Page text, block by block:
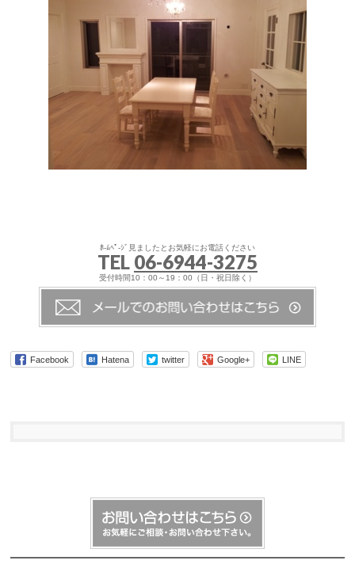
ﾎ-ﾑﾍﾟ-ｼﾞ見ましたとお気軽にお電話ください
TEL 06-6944-3275
受付時間10：00～19：00（日・祝日除く）
Facebook Hatena twitter Google+ LINE